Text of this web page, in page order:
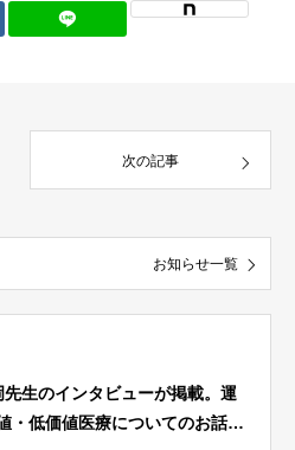
次の記事
お知らせ一覧
生のインタビューが掲載。運
・低価値医療についてのお話